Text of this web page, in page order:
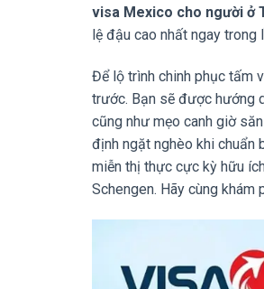
visa Mexico cho người ở
lệ đậu cao nhất ngay trong
Để lộ trình chinh phục tấm
trước. Bạn sẽ được hướng
cũng như mẹo canh giờ
định ngặt nghèo khi chuẩn
miễn thị thực cực kỳ hữu
Schengen. Hãy cùng khám